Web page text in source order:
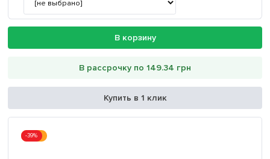
В корзину
В рассрочку по 149.34 грн
Купить в 1 клик
Акция
-39%